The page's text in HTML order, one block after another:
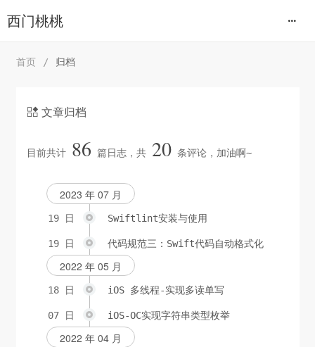
西门桃桃
首页 / 归档
文章归档
目前共计 86 篇日志，共 20条评论，加油啊~
2023 年 07 月
19 日 Swiftlint安装与使用
19 日 代码规范三：Swift代码自动格式化
2022 年 05 月
18 日 iOS 多线程-实现多读单写
07 日 iOS-OC实现字符串类型枚举
2022 年 04 月